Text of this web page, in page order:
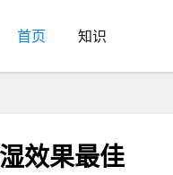
首页 知识
效果最佳